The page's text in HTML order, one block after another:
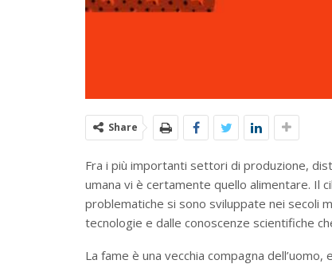
Share
Fra i più importanti settori di produzione,
umana vi è certamente quello alimentare. Il
problematiche si sono sviluppate nei secoli
tecnologie e dalle conoscenze scientifiche
La fame è una vecchia compagna